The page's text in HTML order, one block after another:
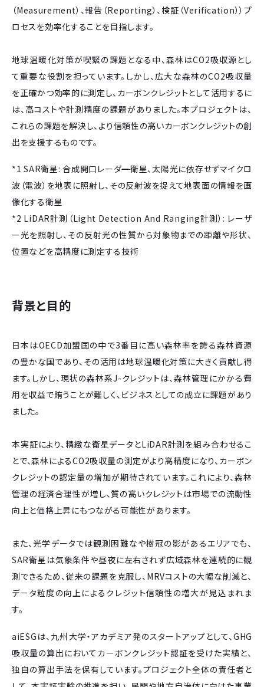
（Measurement）、報告（Reporting）、検証（Verification））プ
ロセスを効率化することを目指します。
地球温暖化対策が喫緊の課題となる中、森林はCO2吸収源とし
て重要な役割を担っています。しかし、広大な森林のCO2吸収量
を正確かつ効率的に測定し、カーボンクレジットとして活用するに
は、高コストや計測精度の課題がありました。本プロジェクトは、
これらの課題を解決し、より信頼性の高いカーボンクレジットの創
出を支援するものです。
*1 SAR衛星: 合成開口レーダー衛星、太陽光に依存せずマイクロ
波（電波）を地表に照射し、その反射波を捉えて地表面の情報を画
像化する衛星
*2 LiDAR計測（Light Detection And Ranging計測）: レーザ
ー光を照射し、その反射光の性質から対象物までの距離や形状、
位置などを高精度に測定する技術
背景と目的
日本はOECD加盟国の中で3番目に高い森林率を誇る森林資源
の豊かな国であり、その活用は地球温暖化対策に大きく貢献し得
ます。しかし、現状の森林系J-クレジットは、森林管理にかかる費
用を収益で賄うことが難しく、ビジネスとしての成立に課題があり
ました。
本実証により、精緻な衛星データとLiDAR計測を組み合わせるこ
とで、森林によるCO2吸収量の測定がより高精度になり、カーボン
クレジットの認定量の増加が期待されています。これにより、森林
管理の経済合理性が増し、質の高いクレジットは市場での流動性
向上と価格上昇にもつながる可能性があります。
また、光学データでは観測困難なや樹冠の影があるエリアでも、
SAR衛星は気象条件や昼夜に左右されず広域森林を連続的に観
測できるため、従来の課題を克服し、MRVコストの大幅な削減と、
データ粒度の向上によるクレジット信頼性の増大が見込まれま
す。
aiESGは、九州大学・アカデミア発のスタートアップとして、GHG
吸収量の算出においてカーボンクレジット認証を受けた実績と、
独自の算出手法を保有しています。プロジェクト全体の責任者と